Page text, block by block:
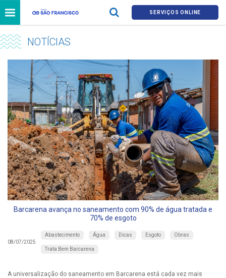
SERVIÇOS ONLINE
NOTÍCIAS
Barcarena avança no saneamento com 90% de água tratada e
70% de esgoto
08/07/2025
Abastecimento Água Dicas Esgoto Obras
Trata Bem Barcarena
A universalização do saneamento em Barcarena está cada vez mais